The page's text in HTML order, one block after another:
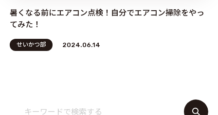
暑くなる前にエアコン点検！自分でエアコン掃除をやっ
てみた！
せいかつ部 2024.06.14